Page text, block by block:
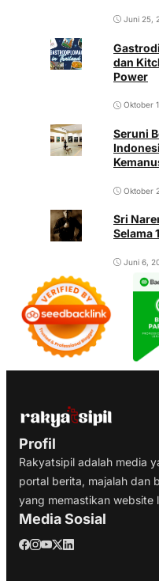
Juni 25,
dan
Power
Oktober
Seruni
Oktober
Sri
Selama
Juni 6,
Profil
Rakyatsipil adalah media
portal berita, majalah dan
yang memastikan website
Media Sosial